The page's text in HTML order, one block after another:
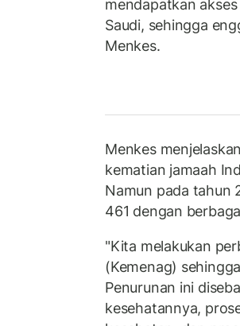
mendapatkan
Saudi, sehingga
Menkes.
Menkes
kematian jamaah
Namun pada tahun
461 dengan
"Kita melakukan
(Kemenag)
Penurunan ini
kesehatannya,